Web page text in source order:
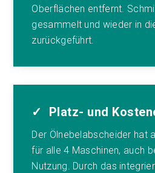
Oberflächen entfernt.
gesammelt und wieder in
zurückgeführt.
✓ Platz- und
Der Ölnebelabscheider hat
für alle 4 Maschinen, auch
Nutzung. Durch das